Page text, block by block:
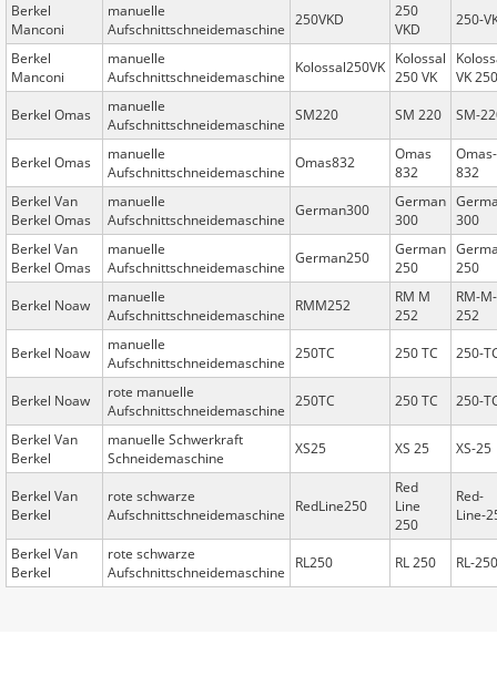
Berkel
Manconi
manuelle
Aufschnittschneidemaschine
250VKD
250
VKD
250-
Berkel
Manconi
manuelle
Aufschnittschneidemaschine
Kolossal250VK Kolossal
250 VK
VK 250
Berkel Omas
manuelle
Aufschnittschneidemaschine
SM220 SM 220 SM-
Berkel Omas
manuelle
Aufschnittschneidemaschine
Omas832
Omas
832
Omas-
832
Berkel Van
Berkel Omas
manuelle
Aufschnittschneidemaschine
German300
German
300
300
Berkel Van
Berkel Omas
manuelle
Aufschnittschneidemaschine
German250
German
250
250
Berkel Noaw
manuelle
Aufschnittschneidemaschine
RMM252
RM M
252
RM-M-
252
Berkel Noaw
manuelle
Aufschnittschneidemaschine
250TC 250 TC 250-
Berkel Noaw
rote manuelle
Aufschnittschneidemaschine
250TC 250 TC 250-
Berkel Van
Berkel
manuelle Schwerkraft
Schneidemaschine
XS25 XS 25 XS-25
Berkel Van
Berkel
rote schwarze
Aufschnittschneidemaschine
RedLine250
Red
Line
250
Red-
Line-
Berkel Van
Berkel
rote schwarze
Aufschnittschneidemaschine
RL250 RL 250 RL-250